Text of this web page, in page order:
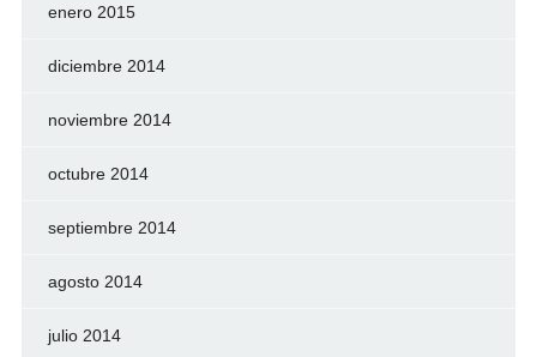
enero 2015
diciembre 2014
noviembre 2014
octubre 2014
septiembre 2014
agosto 2014
julio 2014